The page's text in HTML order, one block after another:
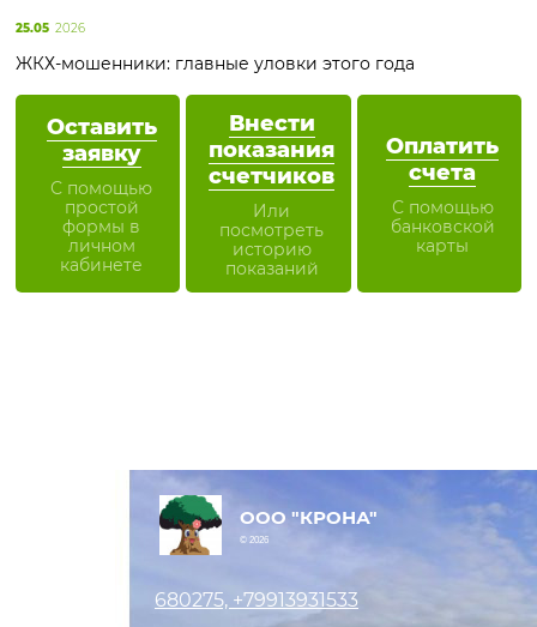
Оставить
заявку
С помощью
простой
формы в
личном
кабинете
Внести
показания
счетчиков
Или
посмотреть
историю
показаний
Оплатить
счета
С помощью
банковской
карты
25.05 2026
ЖКХ-мошенники: главные уловки этого года
ООО "КРОНА"
© 2026
680275, +79913931533